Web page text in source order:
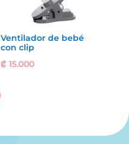
Ventilador de bebé
con clip
₡15.000